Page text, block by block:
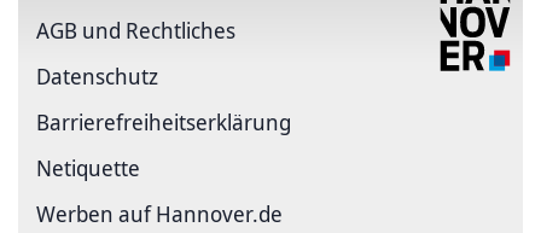
AGB und Rechtliches
Datenschutz
Barriere­freiheits­erklärung
Netiquette
Werben auf Hannover.de